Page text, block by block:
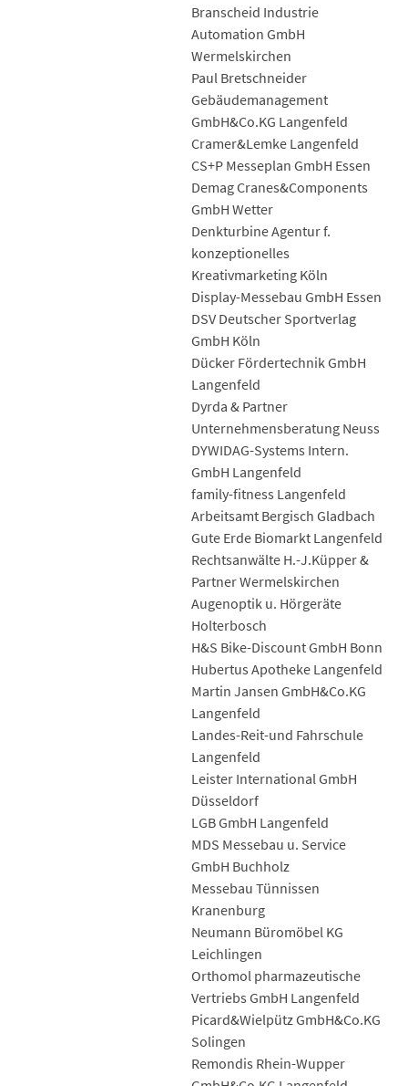
Branscheid Industrie
Automation GmbH
Wermelskirchen
Paul Bretschneider
Gebäudemanagement
GmbH&Co.KG Langenfeld
Cramer&Lemke Langenfeld
CS+P Messeplan GmbH Essen
Demag Cranes&Components
GmbH Wetter
Denkturbine Agentur f.
konzeptionelles
Kreativmarketing Köln
Display-Messebau GmbH Essen
DSV Deutscher Sportverlag
GmbH Köln
Dücker Fördertechnik GmbH
Langenfeld
Dyrda & Partner
Unternehmensberatung Neuss
DYWIDAG-Systems Intern.
GmbH Langenfeld
family-fitness Langenfeld
Arbeitsamt Bergisch Gladbach
Gute Erde Biomarkt Langenfeld
Rechtsanwälte H.-J.Küpper &
Partner Wermelskirchen
Augenoptik u. Hörgeräte
Holterbosch
H&S Bike-Discount GmbH Bonn
Hubertus Apotheke Langenfeld
Martin Jansen GmbH&Co.KG
Langenfeld
Landes-Reit-und Fahrschule
Langenfeld
Leister International GmbH
Düsseldorf
LGB GmbH Langenfeld
MDS Messebau u. Service
GmbH Buchholz
Messebau Tünnissen
Kranenburg
Neumann Büromöbel KG
Leichlingen
Orthomol pharmazeutische
Vertriebs GmbH Langenfeld
Picard&Wielpütz GmbH&Co.KG
Solingen
Remondis Rhein-Wupper